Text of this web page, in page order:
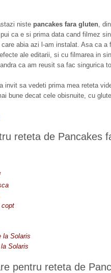
niste pancakes fara gluten,
ca e si prima data cand filmez
abia azi l-am instalat. Asa ca
ale editarii, si cu filmarea in
ca am reusit sa fac singurica
invit sa vedeti prima mea reteta
bune decat cele obisnuite, cu
reteta de Pancakes
copt
la Solaris
Solaris
pentru reteta de